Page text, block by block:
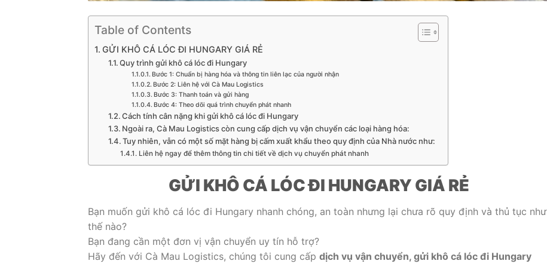
Table of Contents
GỬI KHÔ CÁ LÓC ĐI HUNGARY GIÁ RẺ
Quy trình gửi khô cá lóc đi Hungary
Bước 1: Chuẩn bị hàng hóa và thông tin liên lạc của người nhận
Bước 2: Liên hệ với Cà Mau Logistics
Bước 3: Thanh toán và gửi hàng
Bước 4: Theo dõi quá trình chuyển phát nhanh
Cách tính cân nặng khi gửi khô cá lóc đi Hungary
Ngoài ra, Cà Mau Logistics còn cung cấp dịch vụ vận chuyển các loại hàng hóa:
Tuy nhiên, vẫn có một số mặt hàng bị cấm xuất khẩu theo quy định của Nhà nước như:
Liên hệ ngay để thêm thông tin chi tiết về dịch vụ chuyển phát nhanh
GỬI KHÔ CÁ LÓC ĐI HUNGARY GIÁ RẺ
Bạn muốn gửi khô cá lóc đi Hungary nhanh chóng, an toàn nhưng lại chưa rõ quy định và thủ tục như
thế nào?
Bạn đang cần một đơn vị vận chuyển uy tín hỗ trợ?
Hãy đến với Cà Mau Logistics, chúng tôi cung cấp dịch vụ vận chuyển, gửi khô cá lóc đi Hungary